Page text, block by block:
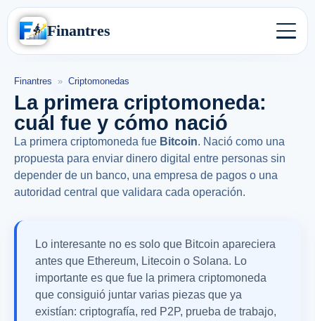
Finantres
Finantres » Criptomonedas
La primera criptomoneda:
cuál fue y cómo nació
La primera criptomoneda fue Bitcoin. Nació como una
propuesta para enviar dinero digital entre personas sin
depender de un banco, una empresa de pagos o una
autoridad central que validara cada operación.
Lo interesante no es solo que Bitcoin apareciera
antes que Ethereum, Litecoin o Solana. Lo
importante es que fue la primera criptomoneda
que consiguió juntar varias piezas que ya
existían: criptografía, red P2P, prueba de trabajo,